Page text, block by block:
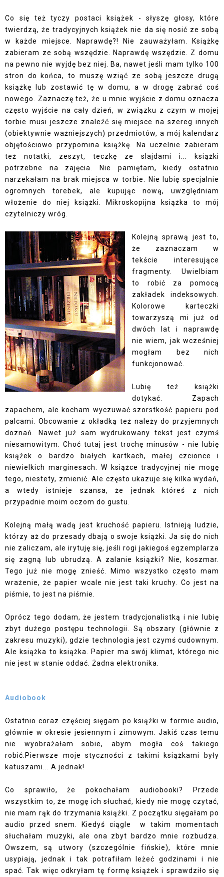
Co się też tyczy postaci książek - słyszę głosy, które
twierdzą, że tradycyjnych książek nie da się nosić ze sobą
w każde miejsce. Naprawdę?! Nie zauważyłam. Książkę
zabieram ze sobą wszędzie. Naprawdę wszędzie. Z domu
na pewno nie wyjdę bez niej. Ba, nawet jeśli mam tylko 100
stron do końca, to muszę wziąć ze sobą jeszcze drugą
książkę lub zostawić tę w domu, a w drogę zabrać coś
nowego. Zaznaczę też, że u mnie wyjście z domu oznacza
często wyjście na cały dzień, w związku z czym w mojej
torbie musi jeszcze znaleźć się miejsce na szereg innych
(obiektywnie ważniejszych) przedmiotów, a mój kalendarz
objętościowo przypomina książkę. Na uczelnie zabieram
też notatki, zeszyt, teczkę ze slajdami i... książki
potrzebne na zajęcia. Nie pamiętam, kiedy ostatnio
narzekałam na brak miejsca w torbie. Nie lubię specjalnie
ogromnych torebek, ale kupując nową, uwzględniam
włożenie do niej książki. Mikroskopijna książka to mój
czytelniczy wróg.
Kolejną sprawą jest to,
że zaznaczam w
tekście interesujące
fragmenty. Uwielbiam
to robić za pomocą
zakładek indeksowych.
Kolorowe karteczki
towarzyszą mi już od
dwóch lat i naprawdę
nie wiem, jak wcześniej
mogłam bez nich
funkcjonować.
Lubię też książki
dotykać. Zapach
zapachem, ale kocham wyczuwać szorstkość papieru pod
palcami. Obcowanie z okładką też należy do przyjemnych
doznań. Nawet już sam wydrukowany tekst jest czymś
niesamowitym. Choć tutaj jest trochę minusów - nie lubię
książek o bardzo białych kartkach, małej czcionce i
niewielkich marginesach. W książce tradycyjnej nie mogę
tego, niestety, zmienić. Ale często ukazuje się kilka wydań,
a wtedy istnieje szansa, że jednak któreś z nich
przypadnie moim oczom do gustu.
Kolejną małą wadą jest kruchość papieru. Istnieją ludzie,
którzy aż do przesady dbają o swoje książki. Ja się do nich
nie zaliczam, ale irytuję się, jeśli rogi jakiegoś egzemplarza
się zagną lub ubrudzą. A zalanie książki? Nie, koszmar.
Tego już nie mogę znieść. Mimo wszystko często mam
wrażenie, że papier wcale nie jest taki kruchy. Co jest na
piśmie, to jest na piśmie.
Oprócz tego dodam, że jestem tradycjonalistką i nie lubię
zbyt dużego postępu technologii. Są obszary (głównie z
zakresu muzyki), gdzie technologia jest czymś cudownym.
Ale książka to książka. Papier ma swój klimat, którego nic
nie jest w stanie oddać. Żadna elektronika.
Audiobook
Ostatnio coraz częściej sięgam po książki w formie audio,
głównie w okresie jesiennym i zimowym. Jakiś czas temu
nie wyobrażałam sobie, abym mogła coś takiego
robić.Pierwsze moje styczności z takimi książkami były
katuszami... A jednak!
Co sprawiło, że pokochałam audiobooki? Przede
wszystkim to, że mogę ich słuchać, kiedy nie mogę czytać,
nie mam rąk do trzymania książki. Z początku sięgałam po
audio przed snem. Kiedyś ciągle w takim momentach
słuchałam muzyki, ale ona zbyt bardzo mnie rozbudza.
Owszem, są utwory (szczególnie fińskie), które mnie
usypiają, jednak i tak potrafiłam leżeć godzinami i nie
spać. Tak więc odkryłam tę formę książek i sprawdziło się